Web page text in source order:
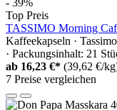
- 39%
Top Preis
TASSIMO Morning
Kaffeekapseln ·
· Packungsinhalt: 21
ab 16,23 €* (39,62 €/
7 Preise vergleichen